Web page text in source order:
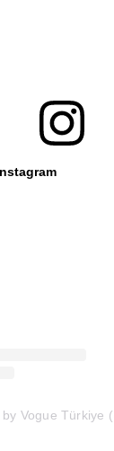
Vogue Türkiye